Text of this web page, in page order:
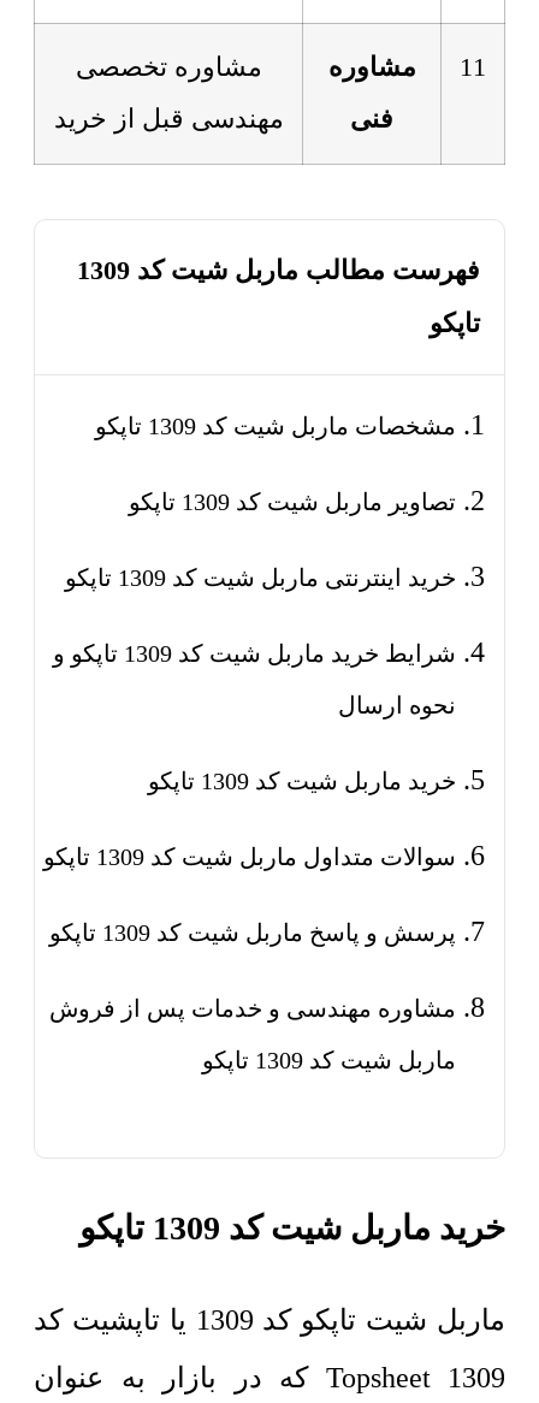
11
مشاوره
فنی
مشاوره تخصصی
مهندسی قبل از خرید
فهرست مطالب ماربل شیت کد 1309
تاپکو
مشخصات ماربل شیت کد 1309 تاپکو
تصاویر ماربل شیت کد 1309 تاپکو
خرید اینترنتی ماربل شیت کد 1309 تاپکو
شرایط خرید ماربل شیت کد 1309 تاپکو و
نحوه ارسال
خرید ماربل شیت کد 1309 تاپکو
سوالات متداول ماربل شیت کد 1309 تاپکو
پرسش و پاسخ ماربل شیت کد 1309 تاپکو
مشاوره مهندسی و خدمات پس از فروش
ماربل شیت کد 1309 تاپکو
خرید ماربل شیت کد 1309 تاپکو
ماربل شیت تاپکو کد 1309 یا تاپشیت کد
1309 Topsheet که در بازار به عنوان